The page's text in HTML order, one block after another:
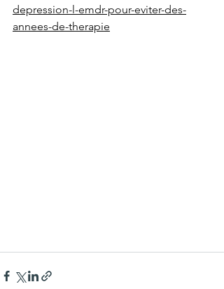
depression-l-emdr-pour-eviter-des-
annees-de-therapie